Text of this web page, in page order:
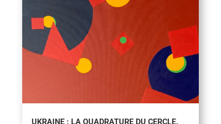
UKRAINE : LA QUADRATURE DU CERCLE.